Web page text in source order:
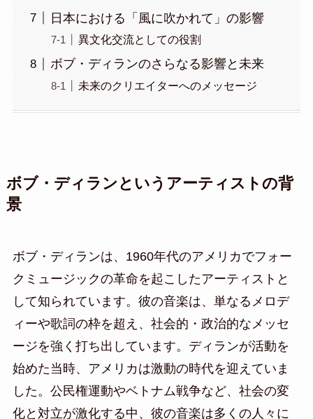
日本における「風に吹かれて」の影響
異文化交流としての役割
ボブ・ディランのさらなる影響と未来
未来のクリエイターへのメッセージ
ボブ・ディランというアーティストの背
景
ボブ・ディランは、1960年代のアメリカでフォー
クミュージックの革命を起こしたアーティストと
して知られています。彼の音楽は、単なるメロデ
ィーや歌詞の枠を超え、社会的・政治的なメッセ
ージを強く打ち出しています。ディランが活動を
始めた当時、アメリカは激動の時代を迎えていま
した。公民権運動やベトナム戦争など、社会の変
化と対立が激化する中、彼の音楽は多くの人々に